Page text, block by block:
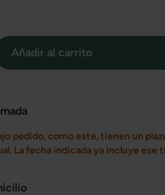
Añadir al carrito
pedido, como este, tienen un
La fecha indicada ya incluye ese